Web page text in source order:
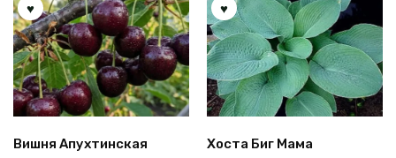
Вишня Апухтинская
Хоста Биг Мама